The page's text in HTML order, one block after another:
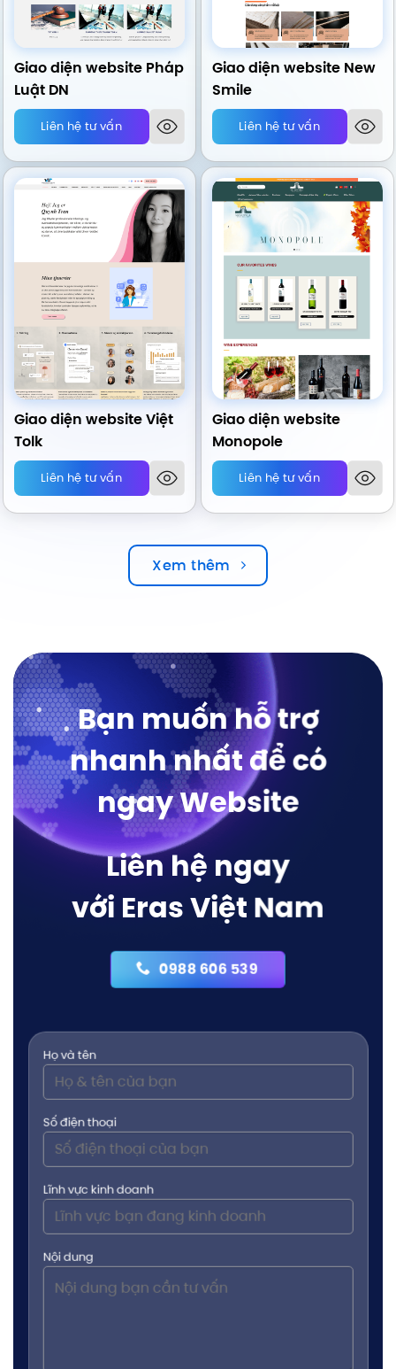
Giao diện website Pháp
Luật DN
Liên hệ tư vấn
Giao diện website New
Smile
Liên hệ tư vấn
Giao diện website Việt
Tolk
Liên hệ tư vấn
Giao diện website
Monopole
Liên hệ tư vấn
Xem thêm
Bạn muốn hỗ trợ
nhanh nhất để có
ngay Website
Liên hệ ngay
với Eras Việt Nam
0988 606 539
Họ và tên
Số điện thoại
Lĩnh vực kinh doanh
Nội dung